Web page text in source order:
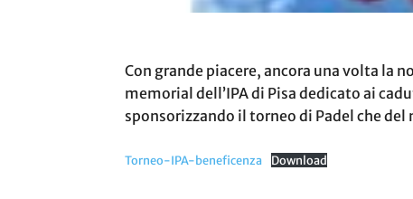
Con grande piacere, ancora una volta la
memorial dell’IPA di Pisa dedicato ai
sponsorizzando il torneo di Padel che
Torneo-IPA-beneficenza Download